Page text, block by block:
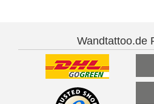
Wandtattoo.de